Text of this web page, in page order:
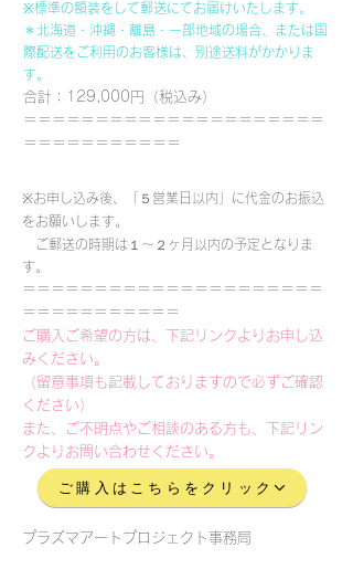
※標準の額装をして郵送にてお届けいたします。
＊北海道・沖縄・離島・一部地域の場合、または国
際配送をご利用のお客様は、別途送料がかかりま
す。
合計：129,000円（税込み）
＝＝＝＝＝＝＝＝＝＝＝＝＝＝＝＝＝＝＝＝＝
＝＝＝＝＝＝＝＝＝＝＝
※お申し込み後、「５営業日以内」に代金のお振込
をお願いします。
ご郵送の時期は１～２ヶ月以内の予定となりま
す。
＝＝＝＝＝＝＝＝＝＝＝＝＝＝＝＝＝＝＝＝＝
＝＝＝＝＝＝＝＝＝＝＝
ご購入ご希望の方は、下記リンクよりお申し込
みください。
（留意事項も記載しておりますので必ずご確認
ください）
また、ご不明点やご相談のある方も、下記リン
クよりお問い合わせください。
プラズマアートプロジェクト事務局
ご購入はこちらをクリック